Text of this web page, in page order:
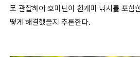
로 관찰하여 호미닌이 흰개미 낚시를 포함
떻게 해결했을지 추론한다.